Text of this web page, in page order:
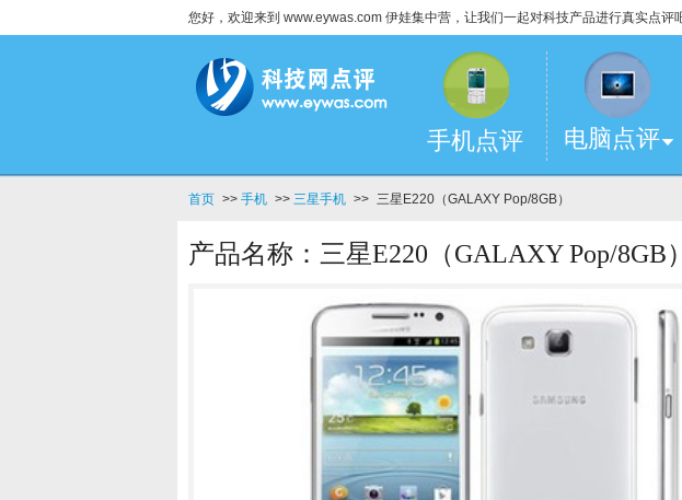
您好，欢迎来到 www.eywas.com 伊娃集中营，让我们一起对科技产品进行真实点评
手机点评 电脑点评
首页 >> 手机 >> 三星手机 >> 三星E220（GALAXY Pop/8GB）
产品名称：三星E220（GALAXY Pop/8GB）